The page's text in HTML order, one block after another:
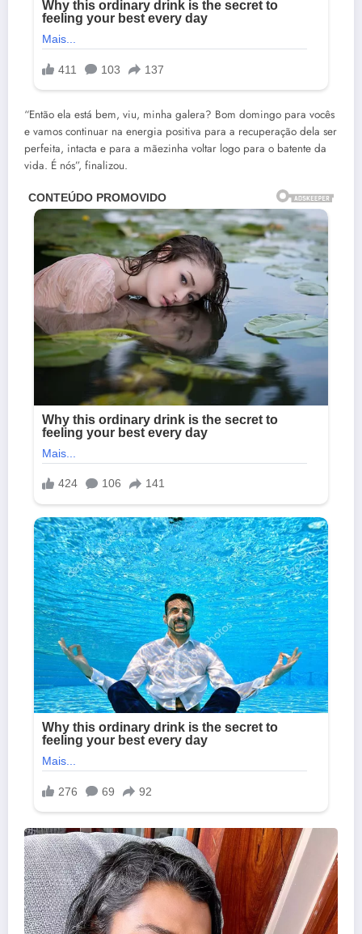
“Então ela está bem, viu, minha galera? Bom domingo para vocês
e vamos continuar na energia positiva para a recuperação dela ser
perfeita, intacta e para a mãezinha voltar logo para o batente da
vida. É nós”, finalizou.